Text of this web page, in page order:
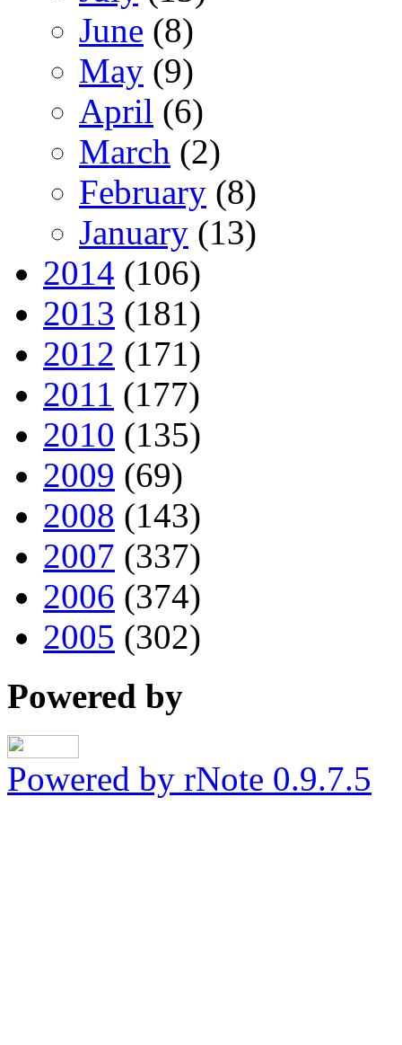
June (8)
May (9)
April (6)
March (2)
February (8)
January (13)
2014 (106)
2013 (181)
2012 (171)
2011 (177)
2010 (135)
2009 (69)
2008 (143)
2007 (337)
2006 (374)
2005 (302)
Powered by
Powered by rNote 0.9.7.5